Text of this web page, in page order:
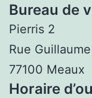
Bureau de
Pierris 2
Rue
77100 Meaux
Horaire